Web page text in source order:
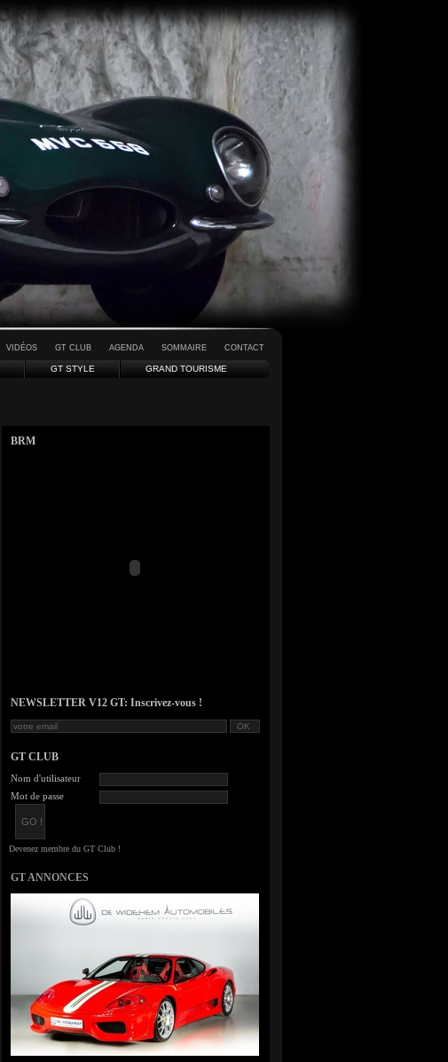
VIDÉOS GT CLUB AGENDA SOMMAIRE CONTACT
GT STYLE GRAND TOURISME
BRM
NEWSLETTER V12 GT: Inscrivez-vous !
GT CLUB
Nom d'utilisateur
Mot de passe
GT ANNONCES